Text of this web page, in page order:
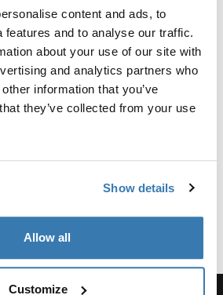
content and ads, to
features and to analyse our traffic.
about your use of our site with
and analytics partners who
information that you’ve
they’ve collected from your use
Show details
Allow all
Customize
techspec
instructions